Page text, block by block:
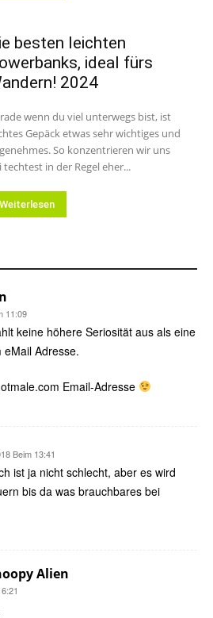
besten leichten
ideal fürs
2024
wenn du viel unterwegs bist, ist
Gepäck etwas sehr wichtiges und
So konzentrieren wir uns
techtest in der Regel eher...
Weiterlesen
11:09
keine höhere Seriosität aus als eine
eMail Adresse.
Email-Adresse
Beim 13:41
ist ja nicht schlecht, aber es wird
bis da was brauchbares bei
Alien